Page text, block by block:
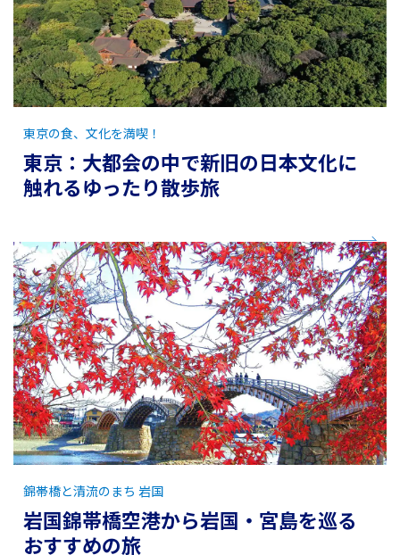
東京：大都会の中で新旧の日本文化に
触れるゆったり散歩旅
東京の食、文化を満喫！
岩国錦帯橋空港から岩国・宮島を巡る
おすすめの旅
錦帯橋と清流のまち 岩国